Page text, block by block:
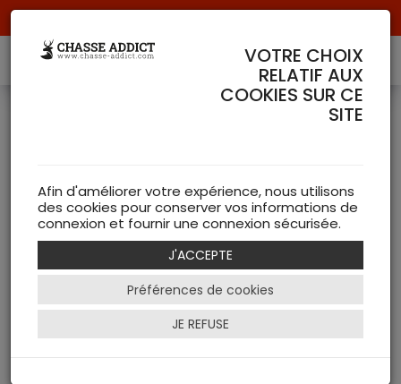
NEW
Filtrer
VOTRE CHOIX
RELATIF AUX
COOKIES SUR CE
SITE
Afin d'améliorer votre expérience, nous utilisons
des cookies pour conserver vos informations de
connexion et fournir une connexion sécurisée.
J'ACCEPTE
Préférences de cookies
JE REFUSE